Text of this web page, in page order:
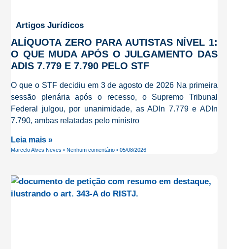
Artigos Jurídicos
ALÍQUOTA ZERO PARA AUTISTAS NÍVEL 1:
O QUE MUDA APÓS O JULGAMENTO DAS
ADIS 7.779 E 7.790 PELO STF
O que o STF decidiu em 3 de agosto de 2026 Na primeira
sessão plenária após o recesso, o Supremo Tribunal
Federal julgou, por unanimidade, as ADIn 7.779 e ADIn
7.790, ambas relatadas pelo ministro
Leia mais »
Marcelo Alves Neves Nenhum comentário 05/08/2026